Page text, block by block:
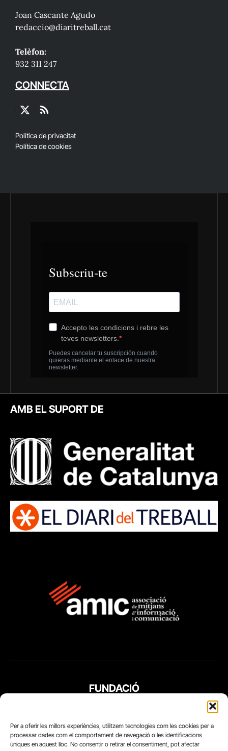
Per a oferir les millors experiències, utilitzem tecnologies com les cookies per a
processar dades com el comportament de navegació o les identificacions
úniques en aquest lloc. No consentir o retirar el consentiment, pot afectar
Joan Cascante Agudo
redaccio@diaritreball.cat
Telèfon:
932 311 247
CONNECTA
X
RSS
Política de privacitat
Política de cookies
AMB EL SUPORT DE
FUNDACIÓ